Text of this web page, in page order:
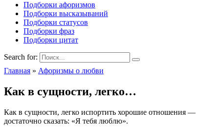
Подборки афоризмов
Подборки высказываний
Подборки статусов
Подборки фраз
Подборки цитат
Search for:
Главная » Афоризмы о любви
Как в сущности, легко…
Как в сущности, легко испортить хорошие отношения —
достаточно сказать: «Я тебя люблю».